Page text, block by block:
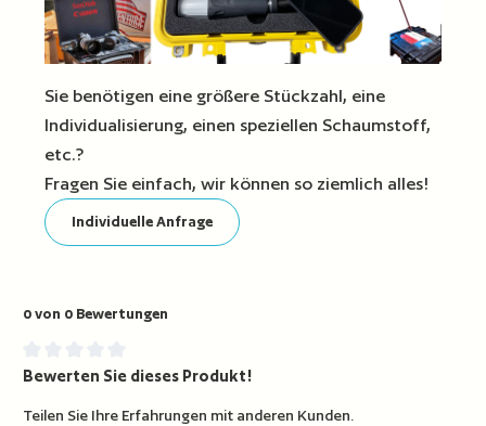
Sie benötigen eine größere Stückzahl, eine
Individualisierung, einen speziellen Schaumstoff,
etc.?
Fragen Sie einfach, wir können so ziemlich alles!
Individuelle Anfrage
0 von 0 Bewertungen
Durchschnittliche Bewertung von 0 von 5 Sternen
Bewerten Sie dieses Produkt!
Teilen Sie Ihre Erfahrungen mit anderen Kunden.